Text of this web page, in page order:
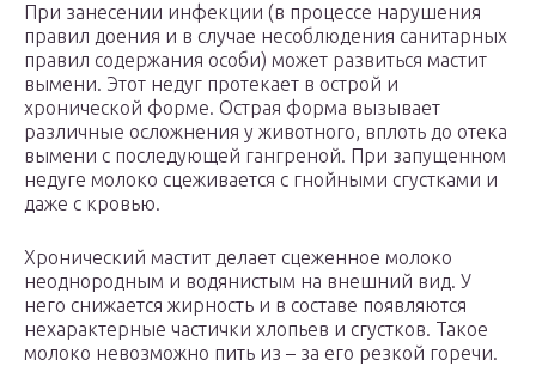
При занесении инфекции (в процессе нарушения
правил доения и в случае несоблюдения санитарных
правил содержания особи) может развиться мастит
вымени. Этот недуг протекает в острой и
хронической форме. Острая форма вызывает
различные осложнения у животного, вплоть до отека
вымени с последующей гангреной. При запущенном
недуге молоко сцеживается с гнойными сгустками и
даже с кровью.
Хронический мастит делает сцеженное молоко
неоднородным и водянистым на внешний вид. У
него снижается жирность и в составе появляются
нехарактерные частички хлопьев и сгустков. Такое
молоко невозможно пить из – за его резкой горечи.